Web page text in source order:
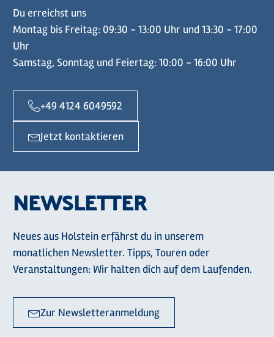
Du erreichst uns
Montag bis Freitag: 09:30 - 13:00 Uhr und 13:30 - 17:00
Uhr
Samstag, Sonntag und Feiertag: 10:00 - 16:00 Uhr
+49 4124 6049592
Jetzt kontaktieren
NEWSLETTER
Neues aus Holstein erfährst du in unserem
monatlichen Newsletter. Tipps, Touren oder
Veranstaltungen: Wir halten dich auf dem Laufenden.
Zur Newsletteranmeldung